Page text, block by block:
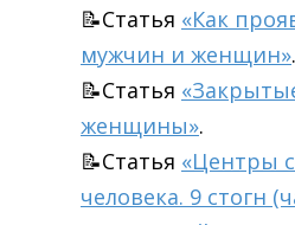
📝Статья «Как
мужчин и женщин».
📝Статья
женщины».
📝Статья «Центры
человека. 9 стогн